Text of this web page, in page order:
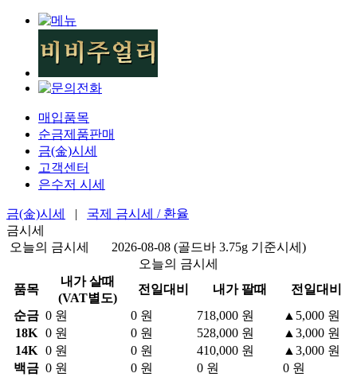
매입품목
순금제품판매
금(金)시세
고객센터
은수저 시세
금(金)시세 | 국제 금시세 / 환율
금시세
오늘의 금시세
2026-08-08 (골드바 3.75g 기준시세)
오늘의 금시세
품목
내가 살때
(VAT별도)
전일대비 내가 팔때
전일대비
순금 0 원 0 원 718,000 원 ▲ 5,000 원
18K
0 원 0 원 528,000 원 ▲ 3,000 원
14K
0 원 0 원 410,000 원 ▲ 3,000 원
백금 0 원 0 원 0 원
0 원